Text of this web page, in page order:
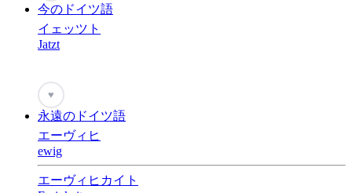
今のドイツ語
イェッツト
Jatzt
♥
永遠のドイツ語
エーヴィヒ
ewig
エーヴィヒカイト